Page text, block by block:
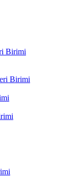
Birimi
Birimi